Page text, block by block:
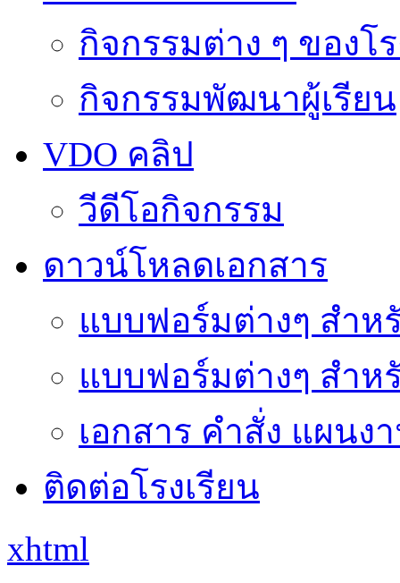
กิจกรรมต่าง ๆ ของโ
กิจกรรมพัฒนาผู้เรียน
VDO คลิป
วีดีโอกิจกรรม
ดาวน์โหลดเอกสาร
แบบฟอร์มต่างๆ สำห
แบบฟอร์มต่างๆ สำห
เอกสาร คำสั่ง แผนง
ติดต่อโรงเรียน
xhtml